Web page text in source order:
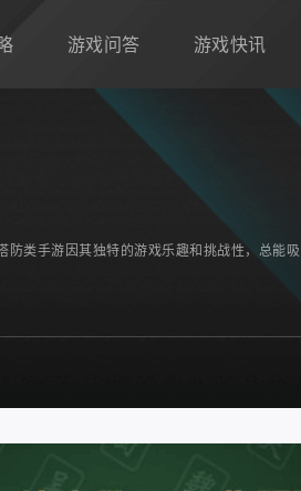
游戏问答 游戏快讯
类手游因其独特的游戏乐趣和挑战性，总